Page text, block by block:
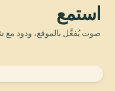
استمع
صوت يُفعَّل بالموقع، ودود